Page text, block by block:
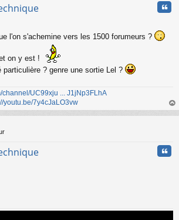
l'on s'achemine vers les 1500 forumeurs ?
on y est !
? genre une sortie Lel ?
channel/UC99xju ... J1jNp3FLhA
youtu.be/7y4cJaLO3vw
au